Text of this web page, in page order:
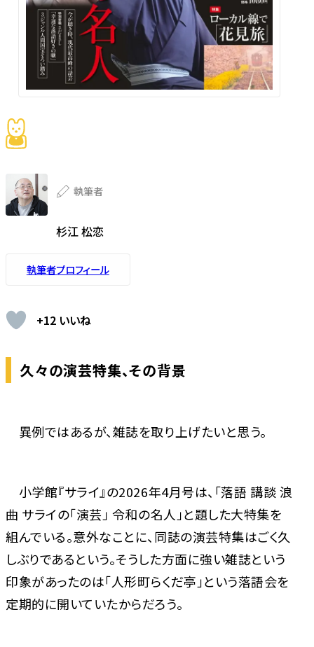
執筆者
杉江 松恋
執筆者プロフィール
+12 いいね
久々の演芸特集、その背景
異例ではあるが、雑誌を取り上げたいと思う。
小学館『サライ』の2026年4月号は、「落語 講談 浪
曲 サライの「演芸」 令和の名人」と題した大特集を
組んでいる。意外なことに、同誌の演芸特集はごく久
しぶりであるという。そうした方面に強い雑誌という
印象があったのは「人形町らくだ亭」という落語会を
定期的に開いていたからだろう。